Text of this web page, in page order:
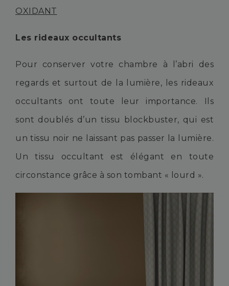
OXIDANT
Les rideaux occultants
Pour conserver votre chambre à l’abri des
regards et surtout de la lumière, les rideaux
occultants ont toute leur importance. Ils
sont doublés d’un tissu blockbuster, qui est
un tissu noir ne laissant pas passer la lumière.
Un tissu occultant est élégant en toute
circonstance grâce à son tombant « lourd ».